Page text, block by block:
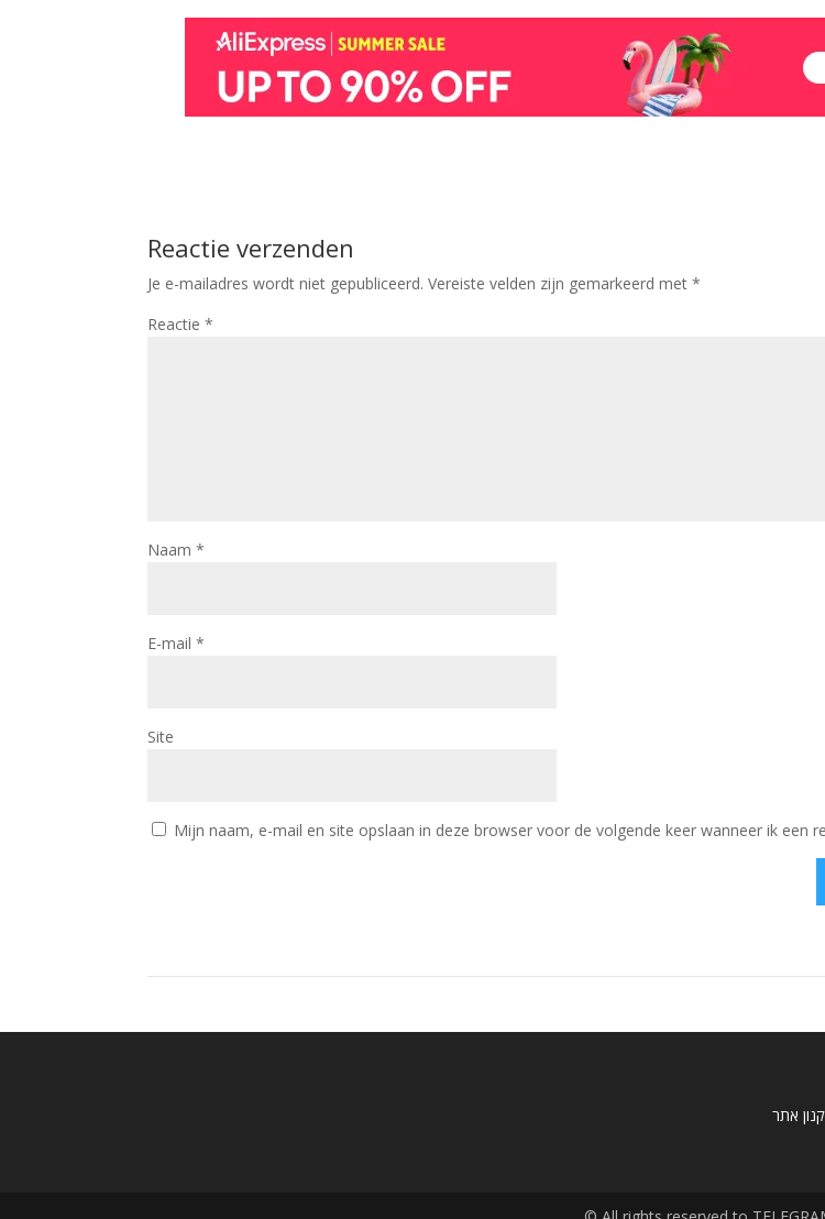
Reactie verzenden
Je e-mailadres wordt niet gepubliceerd. Vereiste velden zijn gemarkeerd met*
Reactie*
Naam*
E-mail*
Site
Mijn naam, e-mail en site opslaan in deze browser voor de volgende keer wanneer ik een
אתר